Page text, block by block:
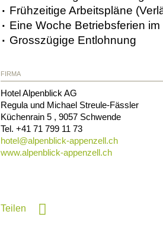
Frühzeitige Arbeitspläne
Eine Woche Betriebsferien
Grosszügige Entlohnung
FIRMA
Hotel Alpenblick AG
Regula und Michael Streule-Fässler
Küchenrain 5 , 9057 Schwende
Tel. +41 71 799 11 73
hotel@alpenblick-appenzell.ch
www.alpenblick-appenzell.ch
Teilen